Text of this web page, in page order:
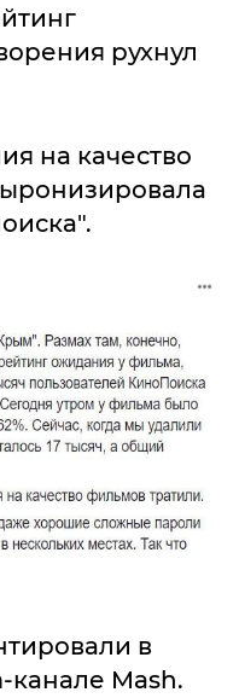
рухнул
на качество
в
Mash.